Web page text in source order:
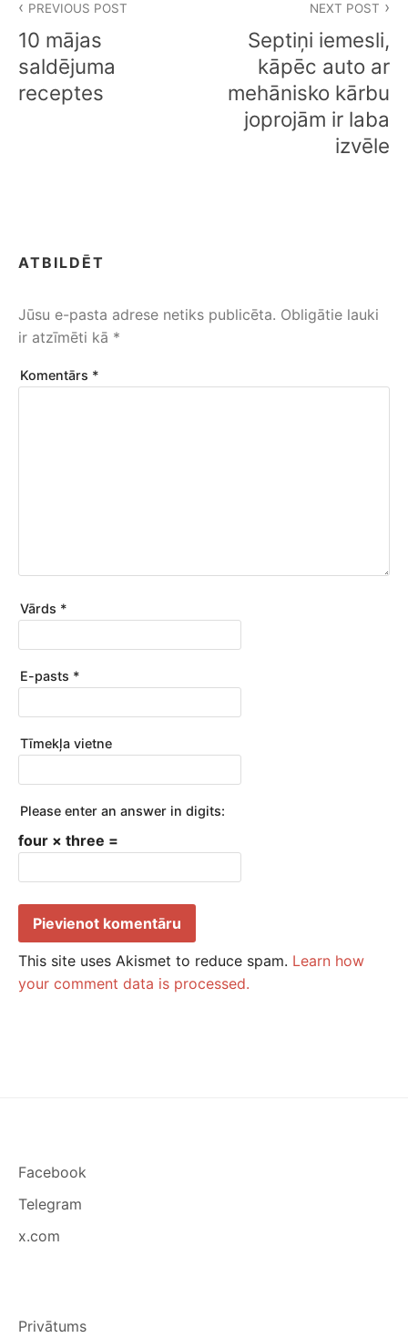
izvēlne
PREVIOUS POST
10 mājas
saldējuma
receptes
NEXT POST
Septiņi iemesli,
kāpēc auto ar
mehānisko kārbu
joprojām ir laba
izvēle
ATBILDĒT
Jūsu e-pasta adrese netiks publicēta. Obligātie lauki
ir atzīmēti kā *
Komentārs *
Vārds *
E-pasts *
Tīmekļa vietne
Please enter an answer in digits:
four × three =
This site uses Akismet to reduce spam. Learn how
your comment data is processed.
Facebook
Telegram
x.com
Privātums